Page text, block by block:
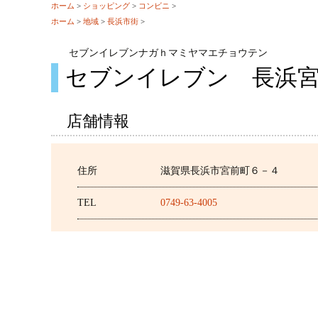
ホーム > ショッピング > コンビニ >
ホーム > 地域 > 長浜市街 >
セブンイレブンナガｈマミヤマエチョウテン
セブンイレブン 長浜
店舗情報
住所 滋賀県長浜市宮前町６－４
TEL 0749-63-4005